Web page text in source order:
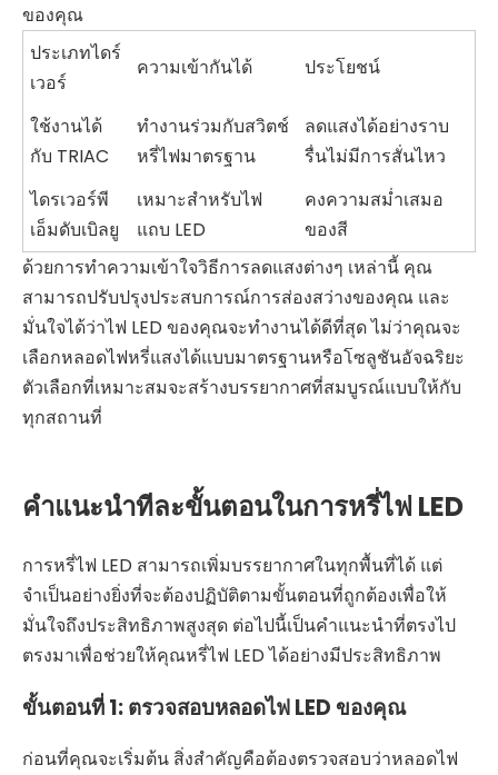
ของคุณ
ประเภทไดร์
เวอร์
ความเข้ากันได้ ประโยชน์
ใช้งานได้
กับ TRIAC
ทำงานร่วมกับสวิตช์
หรี่ไฟมาตรฐาน
ลดแสงได้อย่างราบ
รื่นไม่มีการสั่นไหว
ไดรเวอร์พี
เอ็มดับเบิลยู
เหมาะสำหรับไฟ
แถบ LED
คงความสม่ำเสมอ
ของสี
ด้วยการทำความเข้าใจวิธีการลดแสงต่างๆ เหล่านี้ คุณ
สามารถปรับปรุงประสบการณ์การส่องสว่างของคุณ และ
มั่นใจได้ว่าไฟ LED ของคุณจะทำงานได้ดีที่สุด ไม่ว่าคุณจะ
เลือกหลอดไฟหรี่แสงได้แบบมาตรฐานหรือโซลูชันอัจฉริยะ
ตัวเลือกที่เหมาะสมจะสร้างบรรยากาศที่สมบูรณ์แบบให้กับ
ทุกสถานที่
คำแนะนำทีละขั้นตอนในการหรี่ไฟ LED
การหรี่ไฟ LED สามารถเพิ่มบรรยากาศในทุกพื้นที่ได้ แต่
จำเป็นอย่างยิ่งที่จะต้องปฏิบัติตามขั้นตอนที่ถูกต้องเพื่อให้
มั่นใจถึงประสิทธิภาพสูงสุด ต่อไปนี้เป็นคำแนะนำที่ตรงไป
ตรงมาเพื่อช่วยให้คุณหรี่ไฟ LED ได้อย่างมีประสิทธิภาพ
ขั้นตอนที่ 1: ตรวจสอบหลอดไฟ LED ของคุณ
ก่อนที่คุณจะเริ่มต้น สิ่งสำคัญคือต้องตรวจสอบว่าหลอดไฟ